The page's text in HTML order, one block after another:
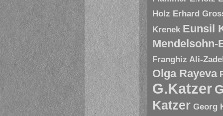
Holz Erhard
Krenek Eunsil
Mendelsohn-
Franghiz Ali-
Olga Rayeva
G.Katzer
Katzer Georg